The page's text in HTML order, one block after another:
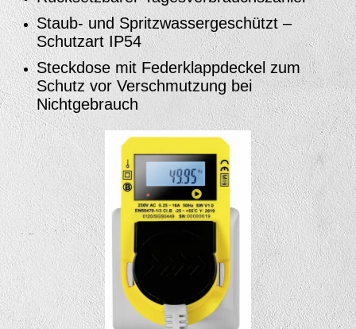
Staub- und Spritzwassergeschützt –
Schutzart IP54
Steckdose mit Federklappdeckel zum
Schutz vor Verschmutzung bei
Nichtgebrauch